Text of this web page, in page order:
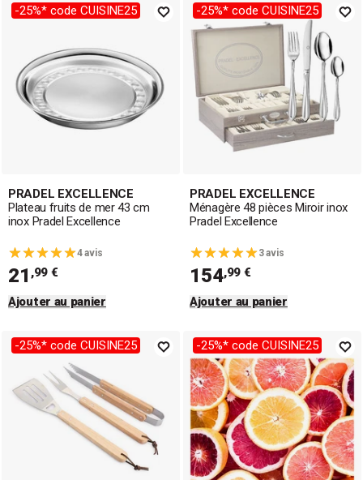
-25%* code CUISINE25
PRADEL EXCELLENCE
Plateau fruits de mer 43 cm
inox Pradel Excellence
4 avis
21 ,99 €
Ajouter au panier
-25%* code CUISINE25
PRADEL EXCELLENCE
Ménagère 48 pièces Miroir inox
Pradel Excellence
3 avis
154,99 €
Ajouter au panier
-25%* code CUISINE25 -25%* code CUISINE25